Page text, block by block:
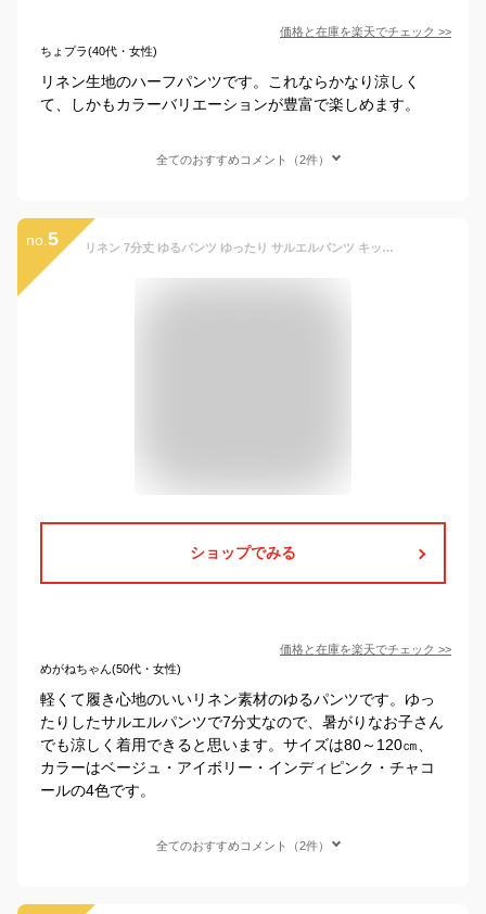
価格と在庫を楽天でチェック >>
ちょプラ(40代・女性)
リネン生地のハーフパンツです。これならかなり涼しく
て、しかもカラーバリエーションが豊富で楽しめます。
全てのおすすめコメント（2件）
no. 5 リネン 7分丈 ゆるパンツ ゆったり サルエルパンツ キッズ 韓国ベビー服 ナチュラル リネン パンツ 夏 女の子 男の子 子供 韓国子供服 シンプル 無地 7分丈 韓国こども服
ショップでみる
価格と在庫を楽天でチェック >>
めがねちゃん(50代・女性)
軽くて履き心地のいいリネン素材のゆるパンツです。ゆっ
たりしたサルエルパンツで7分丈なので、暑がりなお子さん
でも涼しく着用できると思います。サイズは80～120㎝、
カラーはベージュ・アイボリー・インディピンク・チャコ
ールの4色です。
全てのおすすめコメント（2件）